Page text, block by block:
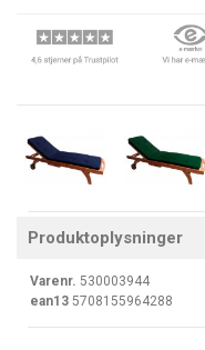
Produktoplysninger
Varenr. 530003944
ean13 5708155964288